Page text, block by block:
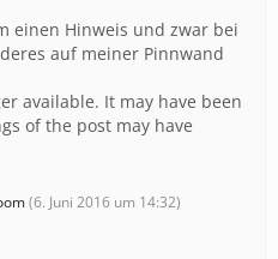
einen Hinweis und zwar bei
auf meiner Pinnwand
available. It may have been
of the post may have
(6. Juni 2016 um 14:32)